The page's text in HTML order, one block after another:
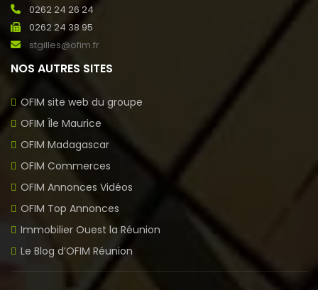
0262 24 26 24
0262 24 38 95
stgilles@ofim.fr
NOS AUTRES SITES
OFIM site web du groupe
OFIM Île Maurice
OFIM Madagascar
OFIM Commerces
OFIM Annonces Vidéos
OFIM Top Annonces
Immobilier Ouest la Réunion
Le Blog d’OFIM Réunion